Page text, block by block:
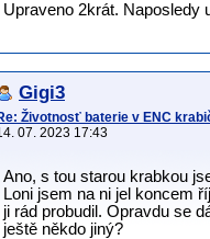
Upraveno 2krát. Naposledy
Gigi3
Životnosť baterie v ENC
07. 2023 17:43
Ano, s tou starou krabkou
Loni jsem na ni jel koncem
ji rád probudil. Opravdu se
ještě někdo jiný?